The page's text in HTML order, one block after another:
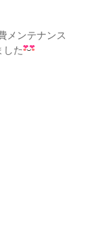
メンテナンス
した